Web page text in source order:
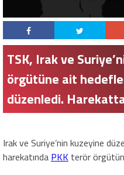
TSK, Irak ve
örgütüne ait
düzenledi.
Irak ve Suriye’nin kuzeyine
harekatında PKK terör